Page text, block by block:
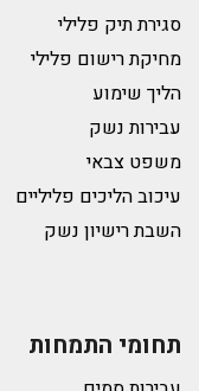
סגירת תיק פלילי
מחיקת רישום פלילי
הליך שימוע
עבירות נשק
משפט צבאי
עיכוב הליכים פליליים
השבת רישיון נשק
תחומי התמחות